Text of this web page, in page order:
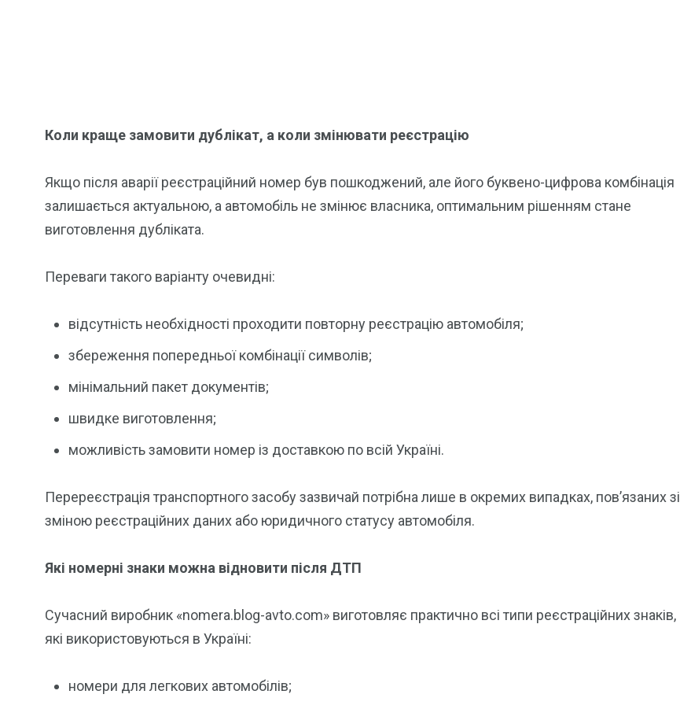
Коли краще замовити дублікат, а коли змінювати реєстрацію
Якщо після аварії реєстраційний номер був пошкоджений, але його буквено-цифрова комбінація
залишається актуальною, а автомобіль не змінює власника, оптимальним рішенням стане
виготовлення дубліката.
Переваги такого варіанту очевидні:
відсутність необхідності проходити повторну реєстрацію автомобіля;
збереження попередньої комбінації символів;
мінімальний пакет документів;
швидке виготовлення;
можливість замовити номер із доставкою по всій Україні.
Перереєстрація транспортного засобу зазвичай потрібна лише в окремих випадках, пов’язаних зі
зміною реєстраційних даних або юридичного статусу автомобіля.
Які номерні знаки можна відновити після ДТП
Сучасний виробник «nomera.blog-avto.com» виготовляє практично всі типи реєстраційних знаків,
які використовуються в Україні:
номери для легкових автомобілів;